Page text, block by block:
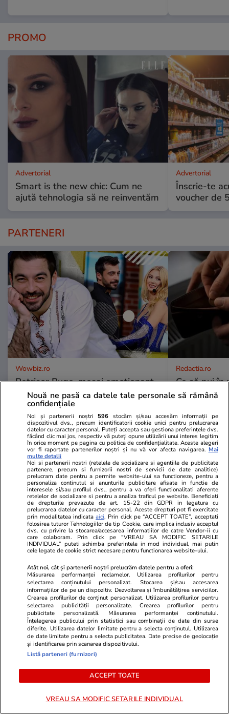
PROMO
Advertorial
Smart is the new chic: Cum ne
ajută tehnologia să ne reinventăm
Advertorial
Înscrie-te
voucher de
PARTENERI
Wowbiz.ro
Petrișor Ruge, mesaj emoționant
după despărțirea profesională de
Andreea Bălan. Ce le-a transmis
fanilor
Redactia.ro
Ce să pui în
să nu
respectă și
POLITIC
Politică 02 aug.
Primele nume pentru un
premier tehnocrat au fost deja
avansate în negocierile politice.
Varianta respinsă categoric de
Nicușor Dan
Politică 01 aug.
Cristian Tudor Popescu: „Nici
măcar o Românie ajunsă
gubernie rusească nu i-ar
deranja”. Pe cine acuză că
blochează PNRR
Nouă ne pasă ca datele tale personale să rămână
confidențiale
Noi și partenerii noștri 596 stocăm și/sau accesăm informații pe
dispozitivul dvs., precum identificatorii cookie unici pentru prelucrarea
datelor cu caracter personal. Puteți accepta sau gestiona preferințele dvs.
făcând clic mai jos, respectiv vă puteți opune utilizării unui interes legitim
în orice moment pe pagina cu politica de confidențialitate. Aceste alegeri
vor fi raportate partenerilor noștri și nu vă vor afecta navigarea. Mai
multe detalii
Noi si partenerii nostri (retelele de socializare si agentiile de publicitate
partenere, precum si furnizorii nostri de servicii de date analitice)
prelucram date pentru a permite website-ului sa functioneze, pentru a
personaliza continutul si anunturile publicitare afisate in functie de
interesele si/sau profilul dvs., pentru a va oferi functionalitati aferente
retelelor de socializare si pentru a analiza traficul pe website. Beneficiati
de drepturile prevazute de art. 15-22 din GDPR in legatura cu
prelucrarea datelor cu caracter personal. Aceste drepturi pot fi exercitate
prin modalitatea indicataaici. Prin click pe “ACCEPT TOATE”, acceptati
folosirea tuturor Tehnologiilor de tip Cookie, care implica inclusiv acceptul
dvs. cu privire la stocarea/accesarea informatiilor de catre Vendor-ii cu
care colaboram. Prin click pe “VREAU SA MODIFIC SETARILE
INDIVIDUAL” puteti schimba preferintele in mod individual, mai putin
cele legate de cookie strict necesare pentru functionarea website-ului.
Atât noi, cât și partenerii noștri prelucrăm datele pentru a oferi:
Măsurarea performanței reclamelor. Utilizarea profilurilor pentru
selectarea conținutului personalizat. Stocarea și/sau accesarea
informațiilor de pe un dispozitiv. Dezvoltarea și îmbunătățirea serviciilor.
Crearea profilurilor de conținut personalizat. Utilizarea profilurilor pentru
selectarea publicității personalizate. Crearea profilurilor pentru
publicitate personalizată. Măsurarea performanței conținutului.
Înțelegerea publicului prin statistici sau combinații de date din surse
diferite. Utilizarea datelor limitate pentru a selecta conținutul. Utilizarea
de date limitate pentru a selecta publicitatea. Date precise de geolocație
și identificarea prin scanarea dispozitivului.
Listă parteneri (furnizori)
ACCEPT TOATE
VREAU SA MODIFIC SETARILE INDIVIDUAL